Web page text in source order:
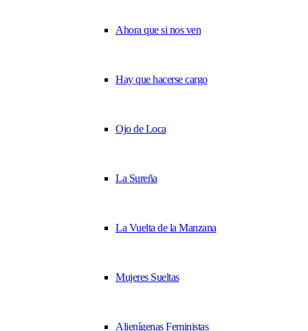
Ahora que si nos ven
Hay que hacerse cargo
Ojo de Loca
La Sureña
La Vuelta de la Manzana
Mujeres Sueltas
Alienígenas Feministas